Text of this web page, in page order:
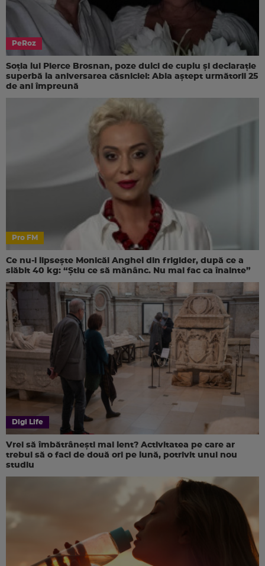
PeRoz
Soția lui Pierce Brosnan, poze dulci de cuplu și declarație
superbă la aniversarea căsniciei: Abia aștept următorii 25
de ani împreună
Pro FM
Ce nu-i lipsește Monicăi Anghel din frigider, după ce a
slăbit 40 kg: “Știu ce să mănânc. Nu mai fac ca înainte”
Digi Life
Vrei să îmbătrânești mai lent? Activitatea pe care ar
trebui să o faci de două ori pe lună, potrivit unui nou
studiu